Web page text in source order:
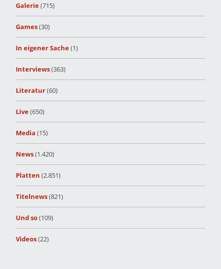
Galerie(715)
Games(30)
In eigener Sache(1)
Interviews(363)
Literatur(60)
Live(650)
Media (15)
News(1.420)
Platten (2.851)
Titelnews(821)
Und so(109)
Videos(22)